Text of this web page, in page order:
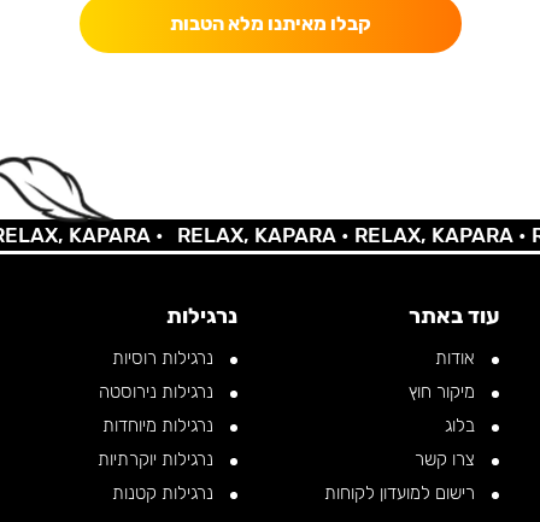
קבלו מאיתנו מלא הטבות
KAPARA • RELAX, KAPARA •RELAX, KAPARA •
עוד באתר
אודות
מיקור חוץ
בלוג
צרו קשר
רישום למועדון לקוחות
נרגילות
נרגילות רוסיות
נרגילות נירוסטה
נרגילות מיוחדות
נרגילות יוקרתיות
נרגילות קטנות